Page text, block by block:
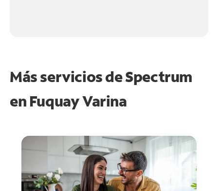
Más servicios de Spectrum
en Fuquay Varina